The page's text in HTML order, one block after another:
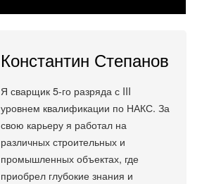
Константин Степанов
Я сварщик 5-го разряда с III
уровнем квалификации по НАКС. За
свою карьеру я работал на
различных строительных и
промышленных объектах, где
приобрел глубокие знания и